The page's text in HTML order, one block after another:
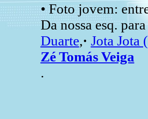
• Foto jovem:
Da nossa esq.
Duarte,· Jota Jota
Zé Tomás Veiga
.